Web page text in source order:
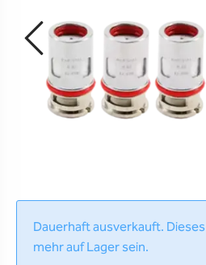
Dauerhaft ausverkauft.
mehr auf Lager sein.